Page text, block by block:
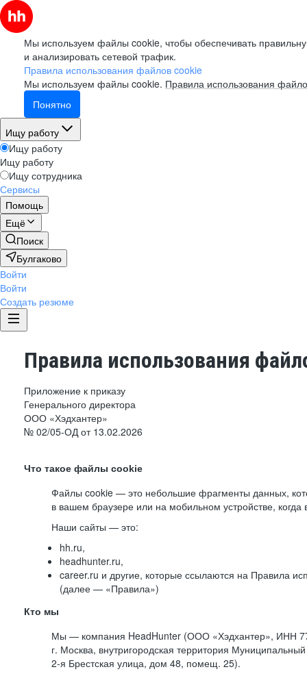
Мы используем файлы cookie, чтобы обеспечивать
и анализировать сетевой трафик.
Правила использования файлов cookie
Мы используем файлы cookie. Правила использования
Понятно
Ищу работу
Ищу работу
Ищу работу
Ищу сотрудника
Сервисы
Помощь
Ещё
Поиск
Булгаково
Войти
Войти
Создать резюме
Правила использования
Приложение к приказу
Генерального директора
ООО «Хэдхантер»
№ 02/05-ОД от 13.02.2026
Что такое файлы cookie
Файлы cookie — это небольшие фрагменты данных,
в вашем браузере или на мобильном устройстве,
Наши сайты — это:
hh.ru,
headhunter.ru,
career.ru и другие, которые ссылаются на Правила
(далее — «Правила»)
Кто мы
Мы — компания HeadHunter (ООО «Хэдхантер», ИНН
г. Москва, внутригородская территория Муниципальный
2-я Брестская улица, дом 48, помещ. 25).